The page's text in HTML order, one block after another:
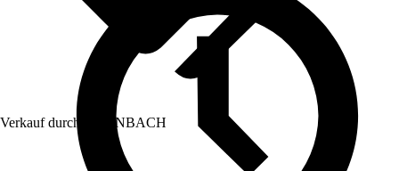
Verkauf durch: HORNBACH